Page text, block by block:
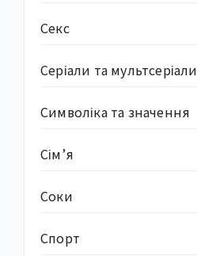
Секс
Серіали та мультсеріали
Символіка та значення
Сім’я
Соки
Спорт